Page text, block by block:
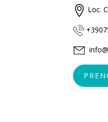
Loc.